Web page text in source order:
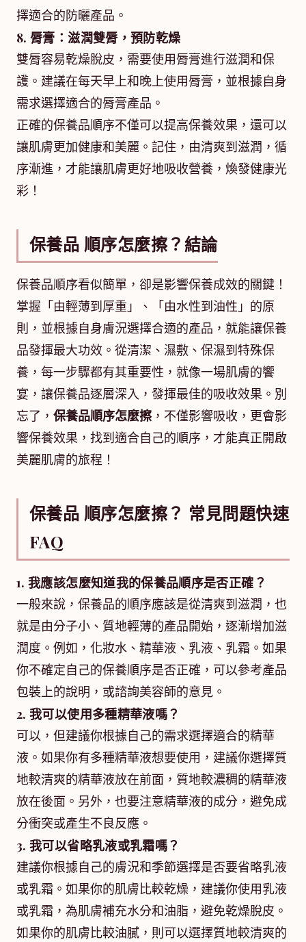
擇適合的防曬產品。
8. 脣膏：滋潤雙脣，預防乾燥
雙脣容易乾燥脫皮，需要使用脣膏進行滋潤和保
護。建議在每天早上和晚上使用脣膏，並根據自身
需求選擇適合的脣膏產品。
正確的保養品順序不僅可以提高保養效果，還可以
讓肌膚更加健康和美麗。記住，由清爽到滋潤，循
序漸進，才能讓肌膚更好地吸收營養，煥發健康光
彩！
保養品 順序怎麼擦？結論
保養品順序看似簡單，卻是影響保養成效的關鍵！
掌握「由輕薄到厚重」、「由水性到油性」的原
則，並根據自身膚況選擇合適的產品，就能讓保養
品發揮最大功效。從清潔、濕敷、保濕到特殊保
養，每一步驟都有其重要性，就像一場肌膚的饗
宴，讓保養品逐層深入，發揮最佳的吸收效果。別
忘了， 保養品順序怎麼擦，不僅影響吸收，更會影
響保養效果，找到適合自己的順序，才能真正開啟
美麗肌膚的旅程！
保養品 順序怎麼擦？ 常見問題快速
FAQ
1. 我應該怎麼知道我的保養品順序是否正確？
一般來說，保養品的順序應該是從清爽到滋潤，也
就是由分子小、質地輕薄的產品開始，逐漸增加滋
潤度。例如，化妝水、精華液、乳液、乳霜。如果
你不確定自己的保養順序是否正確，可以參考產品
包裝上的說明，或諮詢美容師的意見。
2. 我可以使用多種精華液嗎？
可以，但建議你根據自己的需求選擇適合的精華
液。如果你有多種精華液想要使用，建議你選擇質
地較清爽的精華液放在前面，質地較濃稠的精華液
放在後面。另外，也要注意精華液的成分，避免成
分衝突或產生不良反應。
3. 我可以省略乳液或乳霜嗎？
建議你根據自己的膚況和季節選擇是否要省略乳液
或乳霜。如果你的肌膚比較乾燥，建議你使用乳液
或乳霜，為肌膚補充水分和油脂，避免乾燥脫皮。
如果你的肌膚比較油膩，則可以選擇質地較清爽的